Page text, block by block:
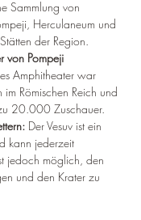
Sammlung von
Herculaneum und
der Region.
von Pompeji
Amphitheater war
Römischen Reich und
20.000 Zuschauer.
Der Vesuv ist ein
kann jederzeit
jedoch möglich, den
und den Krater zu